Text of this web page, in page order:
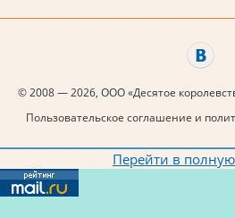
© 2008 — 2026, ООО «Десятое
Пользовательское соглашение и
Перейти в